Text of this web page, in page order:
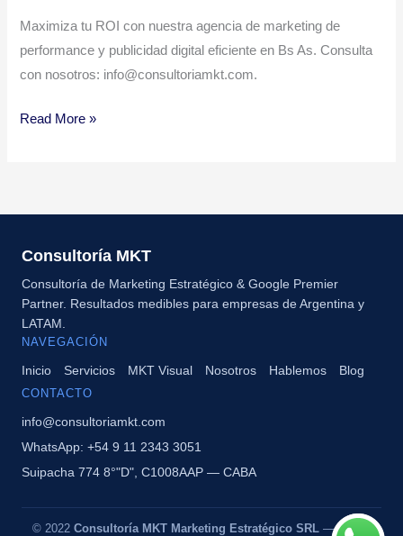
Maximiza tu ROI con nuestra agencia de marketing de
performance y publicidad digital eficiente en Bs As. Consulta
con nosotros: info@consultoriamkt.com.
Read More »
Consultoría MKT
Consultoría de Marketing Estratégico & Google Premier
Partner. Resultados medibles para empresas de Argentina y
LATAM.
NAVEGACIÓN
Inicio Servicios MKT Visual Nosotros Hablemos Blog
CONTACTO
info@consultoriamkt.com
WhatsApp: +54 9 11 2343 3051
Suipacha 774 8°"D", C1008AAP — CABA
© 2022 Consultoría MKT Marketing Estratégico SRL — Marca